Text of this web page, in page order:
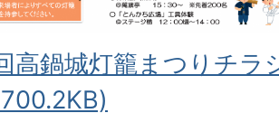
高鍋城灯籠まつりチラ